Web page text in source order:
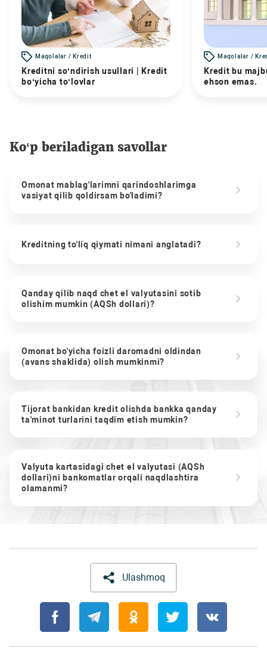
Maqolalar / Kredit
Kreditni so‘ndirish usullari | Kredit
bo‘yicha to‘lovlar
Maqolalar /
Kredit bu
ehson emas.
Ko‘p beriladigan savollar
Omonat mablag'larimni qarindoshlarimga
vasiyat qilib qoldirsam bo'ladimi?
Kreditning to'liq qiymati nimani anglatadi?
Qanday qilib naqd chet el valyutasini sotib
olishim mumkin (AQSh dollari)?
Omonat bo'yicha foizli daromadni oldindan
(avans shaklida) olish mumkinmi?
Tijorat bankidan kredit olishda bankka qanday
ta'minot turlarini taqdim etish mumkin?
Valyuta kartasidagi chet el valyutasi (AQSh
dollari)ni bankomatlar orqali naqdlashtira
olamanmi?
Ulashmoq